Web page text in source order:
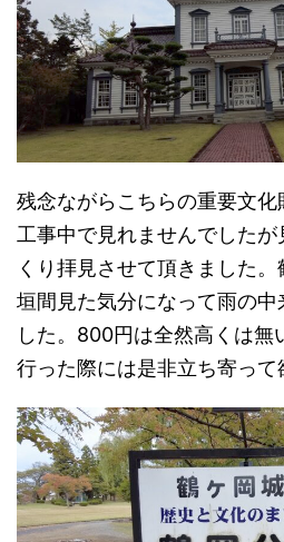
残念ながらこちらの重要文
工事中で見れませんでした
くり拝見させて頂きました
垣間見た気分になって雨の中
した。800円は全然高くは無
行った際には是非立ち寄って